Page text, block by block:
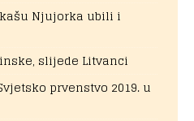
Njujorka ubili i
slijede Litvanci
prvenstvo 2019. u